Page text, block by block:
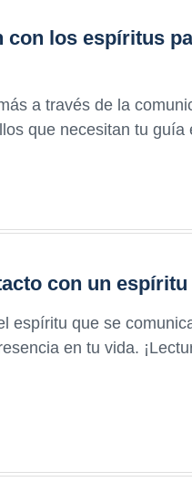
los espíritus
a través de la
que necesitan tu guía
con un
espíritu que se
en tu vida.